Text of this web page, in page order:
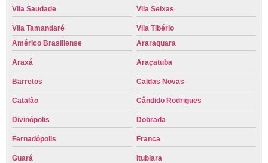
Vila Saudade Vila Seixas
Vila Tamandaré
Vila Tibério
Américo Brasiliense
Araraquara
Araxá Araçatuba
Barretos Caldas Novas
Catalão Cândido Rodrigues
Divinópolis Dobrada
Fernadópolis Franca
Guará Itubiara